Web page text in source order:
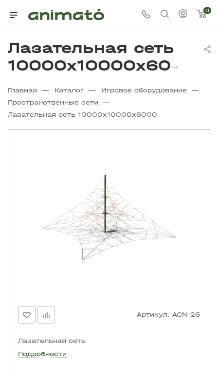
0
Лазательная сеть
10000х10000х6000
Главная — Каталог — Игровое оборудование —
Пространственные сети —
Лазательная сеть 10000х10000х6000
Артикул: ACN-26
Лазательная сеть
Подробности